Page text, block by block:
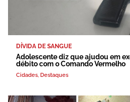
DÍVIDA DE SANGUE
Adolescente diz que ajudou em
débito com o Comando Vermelho
Cidades, Destaques